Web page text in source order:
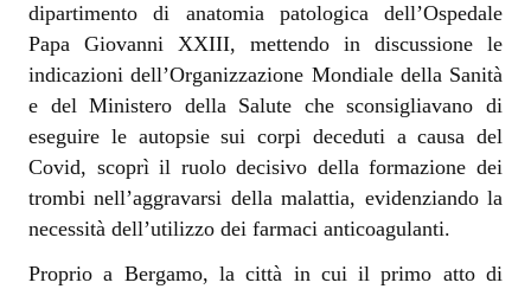
dipartimento di anatomia patologica dell’Ospedale
Papa Giovanni XXIII, mettendo in discussione le
indicazioni dell’Organizzazione Mondiale della Sanità
e del Ministero della Salute che sconsigliavano di
eseguire le autopsie sui corpi deceduti a causa del
Covid, scoprì il ruolo decisivo della formazione dei
trombi nell’aggravarsi della malattia, evidenziando la
necessità dell’utilizzo dei farmaci anticoagulanti.
Proprio a Bergamo, la città in cui il primo atto di